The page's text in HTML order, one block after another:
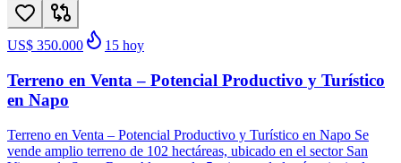
US$ 350.000 15 hoy
Terreno en Venta – Potencial Productivo y Turístico
en Napo
Terreno en Venta – Potencial Productivo y Turístico en Napo Se
vende amplio terreno de 102 hectáreas, ubicado en el sector San